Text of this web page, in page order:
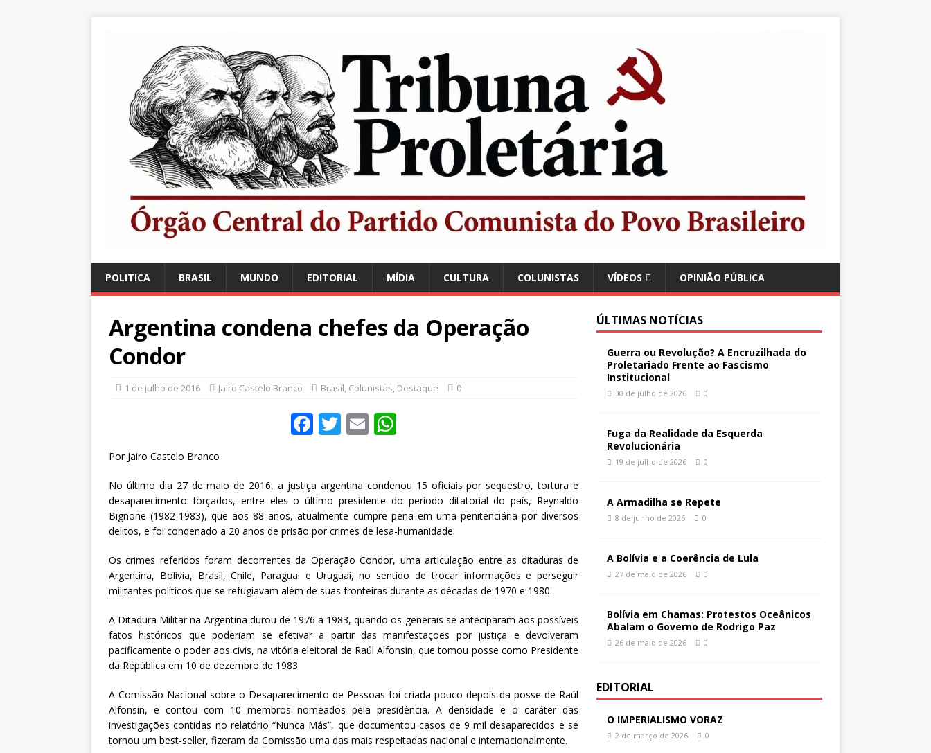
POLITICA BRASIL MUNDO EDITORIAL MÍDIA CULTURA COLUNISTAS VÍDEOS OPINIÃO PÚBLICA
Argentina condena chefes da Operação
Condor
1 de julho de 2016 Jairo Castelo Branco Brasil, Colunistas, Destaque 0
F
e
b
o
o
k
T
te
r
E
l s
A
p
p
Por Jairo Castelo Branco
No último dia 27 de maio de 2016, a justiça argentina condenou 15 oficiais por sequestro, tortura e
desaparecimento forçados, entre eles o último presidente do período ditatorial do país, Reynaldo
Bignone (1982-1983), que aos 88 anos, atualmente cumpre pena em uma penitenciária por diversos
delitos, e foi condenado a 20 anos de prisão por crimes de lesa-humanidade.
Os crimes referidos foram decorrentes da Operação Condor, uma articulação entre as ditaduras de
Argentina, Bolívia, Brasil, Chile, Paraguai e Uruguai, no sentido de trocar informações e perseguir
militantes políticos que se refugiavam além de suas fronteiras durante as décadas de 1970 e 1980.
A Ditadura Militar na Argentina durou de 1976 a 1983, quando os generais se anteciparam aos possíveis
fatos históricos que poderiam se efetivar a partir das manifestações por justiça e devolveram
pacificamente o poder aos civis, na vitória eleitoral de Raúl Alfonsin, que tomou posse como Presidente
da República em 10 de dezembro de 1983.
A Comissão Nacional sobre o Desaparecimento de Pessoas foi criada pouco depois da posse de Raúl
Alfonsin, e contou com 10 membros nomeados pela presidência. A densidade e o caráter das
investigações contidas no relatório “Nunca Más”, que documentou casos de 9 mil desaparecidos e se
tornou um best-seller, fizeram da Comissão uma das mais respeitadas nacional e internacionalmente.
ÚLTIMAS NOTÍCIAS
Guerra ou Revolução? A Encruzilhada do
Proletariado Frente ao Fascismo
Institucional
30 de julho de 2026 0
Fuga da Realidade da Esquerda
Revolucionária
19 de julho de 2026 0
A Armadilha se Repete
8 de junho de 2026 0
A Bolívia e a Coerência de Lula
27 de maio de 2026 0
Bolívia em Chamas: Protestos Oceânicos
Abalam o Governo de Rodrigo Paz
26 de maio de 2026 0
EDITORIAL
O IMPERIALISMO VORAZ
2 de março de 2026 0